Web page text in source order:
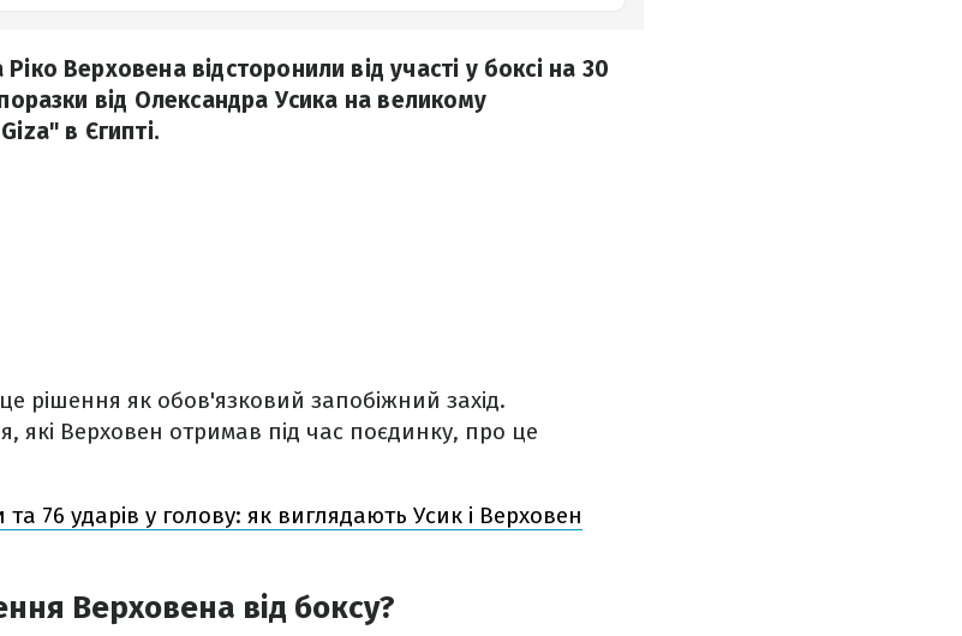
Верховена відсторонили від участі у боксі на 30
від Олександра Усика на великому
в Єгипті.
рішення як обов'язковий запобіжний захід.
Верховен отримав під час поєдинку, про це
76 ударів у голову: як виглядають Усик і Верховен
Верховена від боксу?